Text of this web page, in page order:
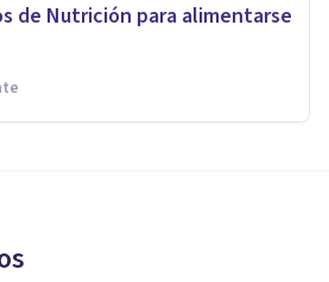
de Nutrición para alimentarse